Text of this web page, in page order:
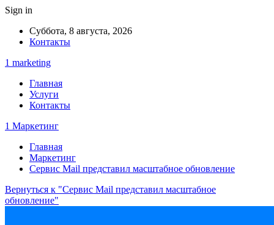
Sign in
Суббота, 8 августа, 2026
Контакты
1 marketing
Главная
Услуги
Контакты
1 Маркетинг
Главная
Маркетинг
Сервис Mail представил масштабное обновление
Вернуться к "Сервис Mail представил масштабное
обновление"